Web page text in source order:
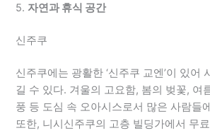
5. 자연과 휴식 공간
신주쿠
신주쿠에는 광활한 ‘신주쿠 교엔’이 있어
길 수 있다. 겨울의 고요함, 봄의 벚꽃, 여
풍 등 도심 속 오아시스로서 많은 사람들
또한, 니시신주쿠의 고층 빌딩가에서 무